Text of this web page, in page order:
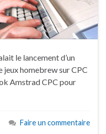
le lancement d’un
homebrew sur CPC
Amstrad CPC pour
Faire un commentaire